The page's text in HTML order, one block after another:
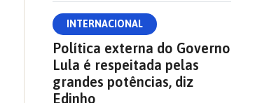
INTERNACIONAL
Política externa do Governo
Lula é respeitada pelas
grandes potências, diz
Edinho